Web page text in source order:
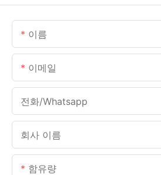
이름
이메일
전화/whatsapp
회사 이름
함유량